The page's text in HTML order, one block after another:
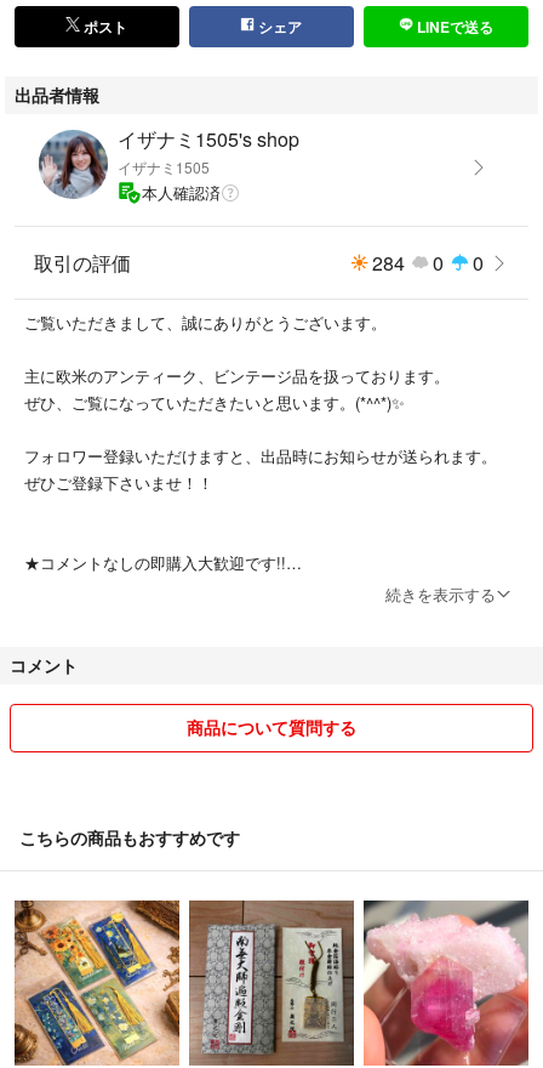
★おまとめ割引！
・2点ご購入で、合計金額より100円引き。
・3点ご購入で、合計金額より200円引き。
・4点以上ご購入の場合、コメントにてご連絡いたします。
・ご購入後のおまとめやお値引きは、ラクマのシステム上、不可です。あ
よろしくお願い致します。
#フランス #フレンチ #French #ピンバッジ #ピンズ #pin #badge #pins #
ベネトン #Benetton #ブローバ #Bulova #ロゴ #LOGO #コレクション #ヴ
ポスト シェア LINEで送る
出品者情報
イザナミ1505's shop
イザナミ1505
本人確認済
取引の評価 284 0 0
ご覧いただきまして、誠にありがとうございます。
主に欧米のアンティーク、ビンテージ品を扱っております。
ぜひ、ご覧になっていただきたいと思います。(*^^*)✨
フォロワー登録いただけますと、出品時にお知らせが送られます。
ぜひご登録下さいませ！！
★コメントなしの即購入大歓迎です!!
★基本的に送料は全て負担させていただきます。
★ご決済確認後、基本的には24時間以内に発送致します。
また、タイミングによっては在庫切れの場合がございます。購入後、
★中古商品を主に扱っております。
商品の状態につきましては、中古商品の状態を万人が納得できる表現
で全て書き出すのは不可能だと思っております。
その為、細かな部分はどうしても主観的となってしまいますことをご
理解いただいた上でご検討いただけると幸いです。
続きを表示する
コメント
商品について質問する
こちらの商品もおすすめです